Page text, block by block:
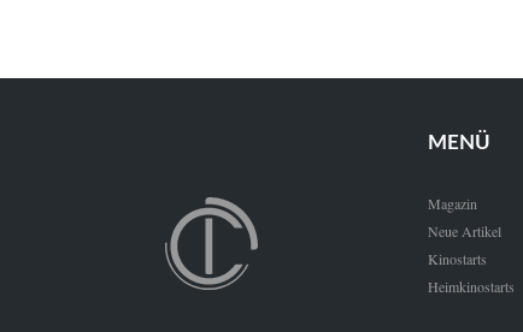
den Wettbewerb.
MENÜ
Magazin
Neue Artikel
Kinostarts
Heimkinostarts